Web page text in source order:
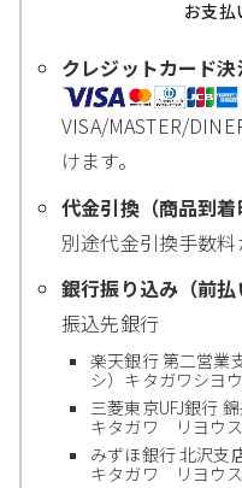
お支払
クレジットカード決
VISA/MASTER/
けます。
代金引換（商品到着
別途代金引換手数料
銀行振り込み（前払
振込先銀行
楽天銀行 第二営業
シ）キタガワシヨ
三菱東京UFJ銀行
キタガワ リヨウ
みずほ銀行 北沢支
キタガワ リヨウ